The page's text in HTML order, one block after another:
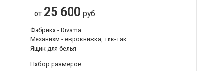
от 25 600 руб.
Фабрика - Divama
Механизм - еврокнижка, тик-так
Ящик для белья
Набор размеров